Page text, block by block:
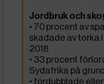
Jordbruk och
• 70 procent av
skadade av torka
2018
• 33 procent
Sydafrika på
• fördubblade